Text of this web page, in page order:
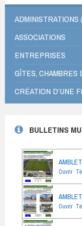
ADMINISTRATIONS
ASSOCIATIONS
ENTREPRISES
GÎTES, CHAMBRES
CRÉATION D’UNE
BULLETINS
Ouvrir
Ouvrir